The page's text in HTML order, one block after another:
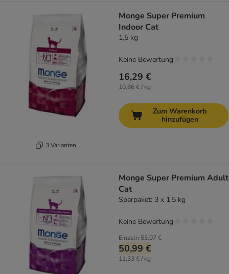
3 Varianten
Monge Super Premium
Indoor Cat
1,5 kg
16,29 €
10,86 € / kg
Keine Bewertung
Zum Warenkorb
hinzufügen
Monge Super Premium Adult
Cat
Sparpaket: 3 x 1,5 kg
Einzeln 53,07 €
50,99 €
11,33 € / kg
Keine Bewertung